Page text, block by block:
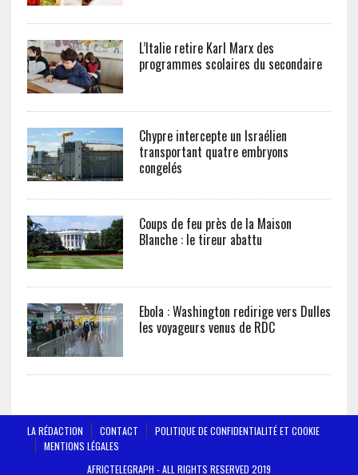
L’Italie retire Karl Marx des
programmes scolaires du secondaire
Chypre intercepte un Israélien
transportant quatre embryons
congelés
Coups de feu près de la Maison
Blanche : le tireur abattu
Ebola : Washington redirige vers Dulles
les voyageurs venus de RDC
LA RÉDACTION CONTACT
POLITIQUE DE CONFIDENTIALITÉ ET COOKIE
MENTIONS LÉGALES
AFRICTELEGRAPH - ALL RIGHTS RESERVED 2019